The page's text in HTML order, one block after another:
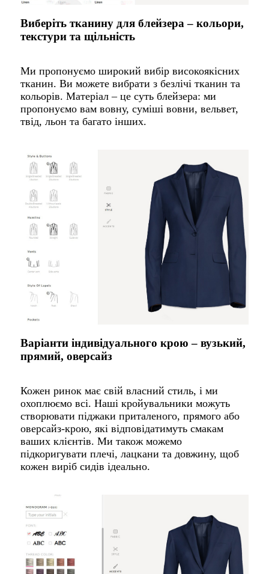
Виберіть тканину для блейзера – кольори,
текстури та щільність
Ми пропонуємо широкий вибір високоякісних
тканин. Ви можете вибрати з безлічі тканин та
кольорів. Матеріал – це суть блейзера: ми
пропонуємо вам вовну, суміші вовни, вельвет,
твід, льон та багато інших.
Варіанти індивідуального крою – вузький,
прямий, оверсайз
Кожен ринок має свій власний стиль, і ми
охоплюємо всі. Наші кройувальники можуть
створювати піджаки приталеного, прямого або
оверсайз-крою, які відповідатимуть смакам
ваших клієнтів. Ми також можемо
підкоригувати плечі, лацкани та довжину, щоб
кожен виріб сидів ідеально.